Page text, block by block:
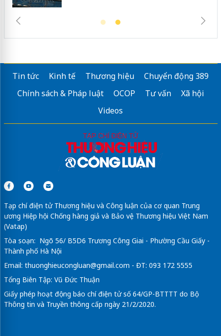
Tin tức Kinh tế Thương hiệu
Chuyển động 389
Chính sách & Pháp luật
OCOP Tư vấn
Xã hội
Videos
Tạp chí điện tử Thương hiệu và Công luận của cơ quan Trung
ương Hiệp hội Chống hàng giả và Bảo vệ Thương hiệu Việt Nam
(Vatap)
Tòa soạn: Ngõ 56/ B5D6 Trương Công Giai - Phường Cầu Giấy -
Thành phố Hà Nội
Email: thuonghieucongluan@gmail.com - ĐT: 093 172 5555
Tổng Biên Tập: Vũ Đức Thuận
Giấy phép hoạt động báo chí điện tử số 64/GP-BTTTT do Bộ
Thông tin và Truyền thông cấp ngày 21/2/2020.